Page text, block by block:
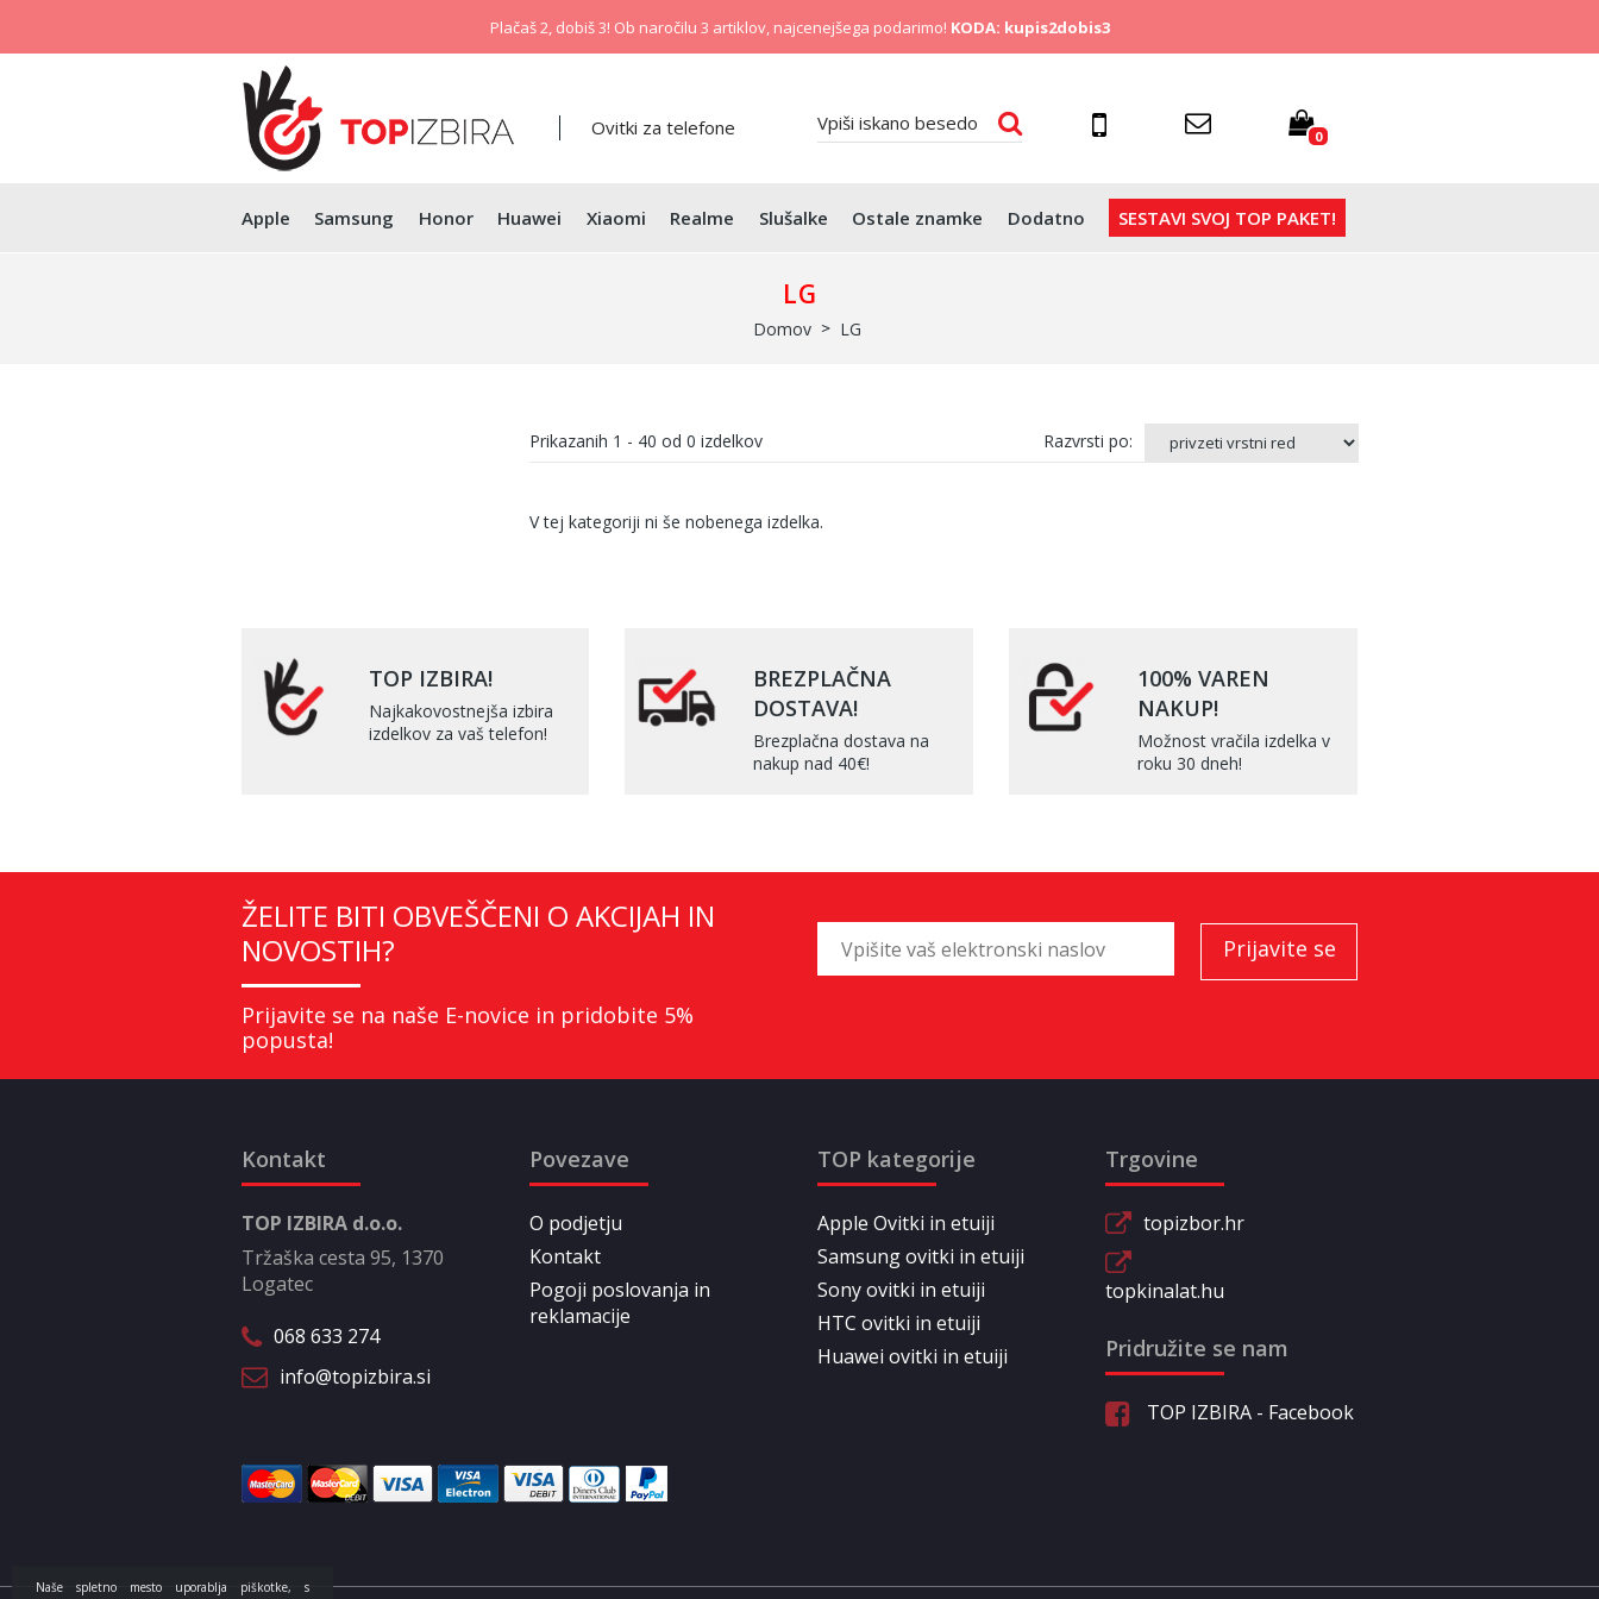
Plačaš 2, dobiš 3! Ob naročilu 3 artiklov, najcenejšega podarimo! KODA: kupis2dobis3
Ovitki za telefone 0
Apple Samsung Honor Huawei Xiaomi Realme Slušalke Ostale znamke Dodatno SESTAVI SVOJ TOP PAKET!
LG
Domov LG
Prikazanih 1 - 40 od 0 izdelkov Razvrsti po:
V tej kategoriji ni še nobenega izdelka.
TOP IZBIRA!
Najkakovostnejša izbira
izdelkov za vaš telefon!
BREZPLAČNA
DOSTAVA!
Brezplačna dostava na
nakup nad 40€!
100% VAREN
NAKUP!
Možnost vračila izdelka v
roku 30 dneh!
ŽELITE BITI OBVEŠČENI O AKCIJAH IN
NOVOSTIH?
Prijavite se na naše E-novice in pridobite 5%
popusta!
Kontakt
TOP IZBIRA d.o.o.
Tržaška cesta 95, 1370
Logatec
068 633 274
info@topizbira.si
Povezave
O podjetju
Kontakt
Pogoji poslovanja in
reklamacije
TOP kategorije
Apple Ovitki in etuiji
Samsung ovitki in etuiji
Sony ovitki in etuiji
HTC ovitki in etuiji
Huawei ovitki in etuiji
Trgovine
topizbor.hr
topkinalat.hu
Pridružite se nam
TOP IZBIRA - Facebook
Naše spletno mesto uporablja piškotke, s